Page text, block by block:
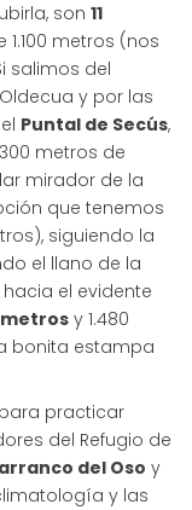
son 11
metros (nos
salimos del
y por las
Puntal de Secús,
metros de
mirador de la
que tenemos
siguiendo la
el llano de la
el evidente
y 1.480
bonita estampa
practicar
del Refugio de
del Oso y
y las